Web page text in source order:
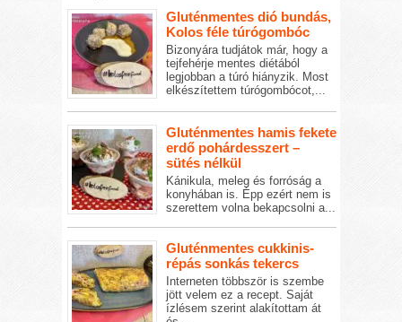
Gluténmentes dió bundás,
Kolos féle túrógombóc
Bizonyára tudjátok már, hogy a
tejfehérje mentes diétából
legjobban a túró hiányzik. Most
elkészítettem túrógombócot,...
Gluténmentes hamis fekete
erdő pohárdesszert –
sütés nélkül
Kánikula, meleg és forróság a
konyhában is. Épp ezért nem is
szerettem volna bekapcsolni a...
Gluténmentes cukkinis-
répás sonkás tekercs
Interneten többször is szembe
jött velem ez a recept. Saját
ízlésem szerint alakítottam át